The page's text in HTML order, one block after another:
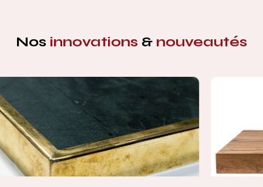
Nos innovations & nouveautés